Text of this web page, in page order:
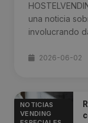
una noticia
involucrando
2026-06-02
NOTICIAS
VENDING